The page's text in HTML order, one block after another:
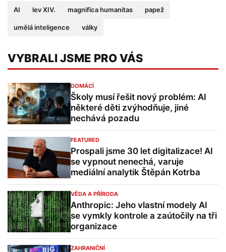
AI lev XIV. magnifica humanitas papež
umělá inteligence války
VYBRALI JSME PRO VÁS
DOMÁCÍ
Školy musí řešit nový problém: AI
některé děti zvýhodňuje, jiné
nechává pozadu
FEATURED
Prospali jsme 30 let digitalizace! AI
se vypnout nenechá, varuje
mediální analytik Štěpán Kotrba
VĚDA A PŘÍRODA
Anthropic: Jeho vlastní modely AI
se vymkly kontrole a zaútočily na tři
organizace
ZAHRANIČNÍ